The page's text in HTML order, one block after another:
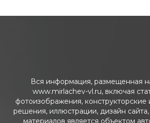
Вся информация, размещенная
www.mirlachev-vl.ru, включая
фотоизображения, конструкторские
решения, иллюстрации, дизайн
материалов является объектом